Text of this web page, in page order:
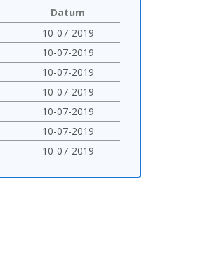
Datum
10-07-2019
10-07-2019
10-07-2019
10-07-2019
10-07-2019
10-07-2019
10-07-2019